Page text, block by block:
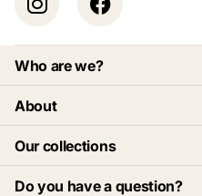
Who are we?
About
Our collections
Do you have a question?